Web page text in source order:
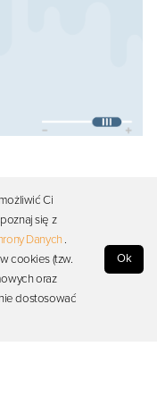
światło, ruch?
05-02-2021
Ci
się z
Danych .
cookies (tzw.
oraz
dostosować
Ok